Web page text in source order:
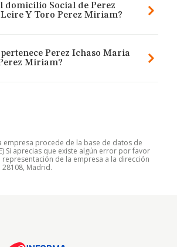
domicilio Social de Perez
Y Toro Perez Miriam?
pertenece Perez Ichaso Maria
Miriam?
empresa procede de la base de datos de
Si aprecias que existe algún error por favor
de la empresa a la dirección
Madrid.